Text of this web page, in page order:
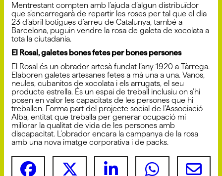
Mentrestant compten amb l’ajuda d’algun distribuïdor
que s’encarregarà de repartir les roses per tal que el dia
23 d’abril botigues d’arreu de Catalunya, també a
Barcelona, puguin vendre la rosa de galeta de xocolata a
tota la ciutadania.
El Rosal, galetes bones fetes per bones persones
El Rosal és un obrador artesà fundat l’any 1920 a Tàrrega.
Elaboren galetes artesanes fetes a mà una a una. Vanos,
neules, cubanitos de xocolata i els arrugats, el seu
producte estrella. És un espai de treball inclusiu on s’hi
posen en valor les capacitats de les persones que hi
treballen. Forma part del projecte social de l’Associació
Alba, entitat que treballa per generar ocupació mi
millorar la qualitat de vida de les persones amb
discapacitat. L’obrador encara la campanya de la rosa
amb una nova imatge corporativa i de packs.